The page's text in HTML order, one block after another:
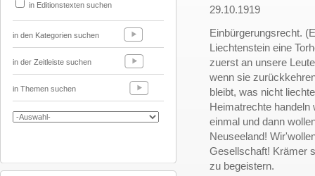
in Editionstexten suchen
in den Kategorien suchen
in der Zeitleiste suchen
in Themen suchen
29.10.1919
Einbürgerungsrecht.
Liechtenstein eine
zuerst an unsere
wenn sie
bleibt, was nicht
Heimatrechte handeln
einmal und dann
Neuseeland!
Gesellschaft! Krämer
zu begeistern.